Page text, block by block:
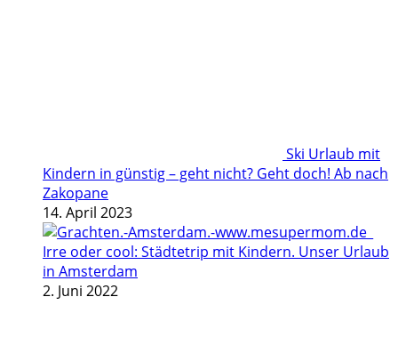
Ski Urlaub mit
Kindern in günstig – geht nicht? Geht doch! Ab nach
Zakopane
14. April 2023
Irre oder cool: Städtetrip mit Kindern. Unser Urlaub
in Amsterdam
2. Juni 2022